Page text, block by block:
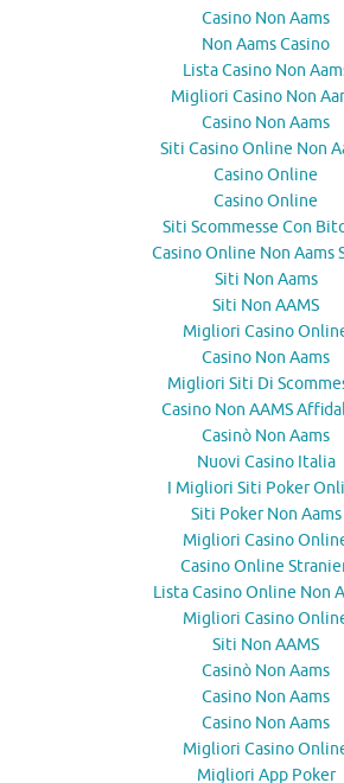
Casino Non Aams
Non Aams Casino
Lista Casino Non
Migliori Casino Non
Casino Non Aams
Siti Casino Online Non
Casino Online
Casino Online
Siti Scommesse Con
Casino Online Non Aams
Siti Non Aams
Siti Non AAMS
Migliori Casino
Casino Non Aams
Migliori Siti Di
Casino Non AAMS
Casinò Non Aams
Nuovi Casino Italia
I Migliori Siti Poker
Siti Poker Non Aams
Migliori Casino
Casino Online
Lista Casino Online Non
Migliori Casino
Siti Non AAMS
Casinò Non Aams
Casino Non Aams
Casino Non Aams
Migliori Casino
Migliori App Poker